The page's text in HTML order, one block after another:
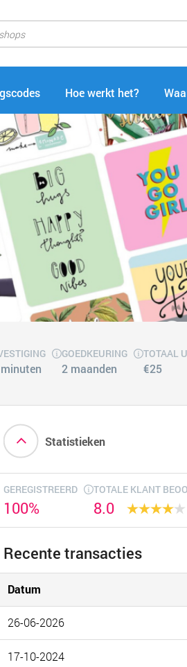
Hoe werkt het?
GOEDKEURING
2 maanden
TOTAAL
€25
Statistieken
GEREGISTREERD
100%
TOTALE KLANT
8.0
Recente transacties
Datum
26-06-2026
17-10-2024